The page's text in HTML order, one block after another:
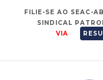
FILIE-SE AO SEAC-
SINDICAL
VIA